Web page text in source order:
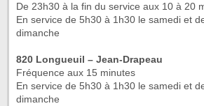
De 23h30 à la fin du service aux 10 à 20
En service de 5h30 à 1h30 le samedi et
dimanche
820 Longueuil – Jean-Drapeau
Fréquence aux 15 minutes
En service de 5h30 à 1h30 le samedi et
dimanche